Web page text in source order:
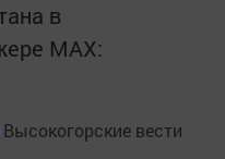
в
MАХ:
Высокогорские вести